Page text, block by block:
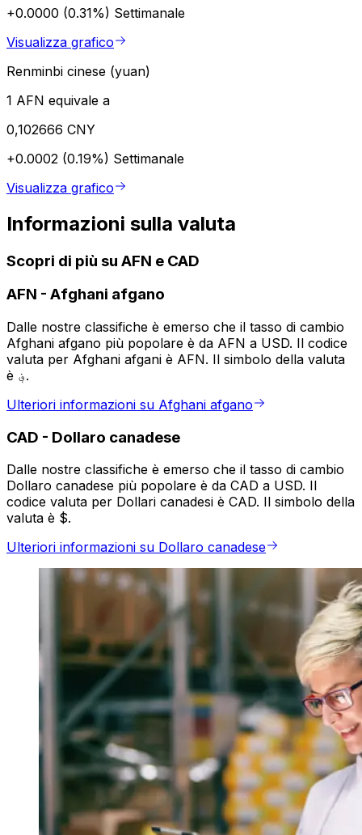
+0.0000 (0.31%) Settimanale
Visualizza grafico
Renminbi cinese (yuan)
1 AFN equivale a
0,102666 CNY
+0.0002 (0.19%) Settimanale
Visualizza grafico
Informazioni sulla valuta
Scopri di più su AFN e CAD
AFN - Afghani afgano
Dalle nostre classifiche è emerso che il tasso di cambio
Afghani afgano più popolare è da AFN a USD. Il codice
valuta per Afghani afgani è AFN. Il simbolo della valuta
è ؋.
Ulteriori informazioni su Afghani afgano
CAD - Dollaro canadese
Dalle nostre classifiche è emerso che il tasso di cambio
Dollaro canadese più popolare è da CAD a USD. Il
codice valuta per Dollari canadesi è CAD. Il simbolo della
valuta è $.
Ulteriori informazioni su Dollaro canadese